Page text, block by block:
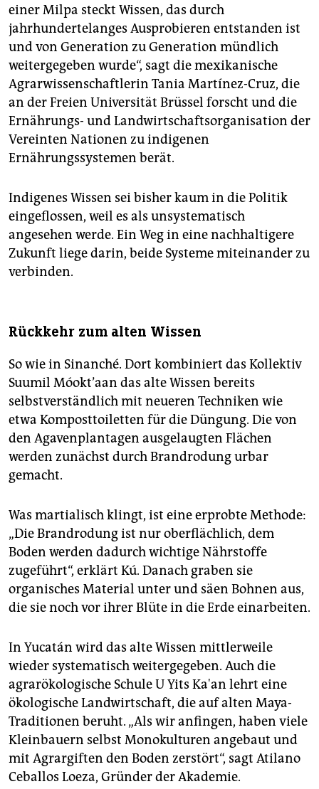
einer Milpa steckt Wissen, das durch
jahrhundertelanges Ausprobieren entstanden ist
und von Generation zu Generation mündlich
weitergegeben wurde“, sagt die mexikanische
Agrarwissenschaftlerin Tania Martínez-Cruz, die
an der Freien Universität Brüssel forscht und die
Ernährungs- und Landwirtschaftsorganisation der
Vereinten Nationen zu indigenen
Ernährungssystemen berät.
Indigenes Wissen sei bisher kaum in die Politik
eingeflossen, weil es als unsystematisch
angesehen werde. Ein Weg in eine nachhaltigere
Zukunft liege darin, beide Systeme miteinander zu
verbinden.
Rückkehr zum alten Wissen
So wie in Sinanché. Dort kombiniert das Kollektiv
Suumil Móokt’aan das alte Wissen bereits
selbstverständlich mit neueren Techniken wie
etwa Komposttoiletten für die Düngung. Die von
den Agavenplantagen ausgelaugten Flächen
werden zunächst durch Brandrodung urbar
gemacht.
Was martialisch klingt, ist eine erprobte Methode:
„Die Brandrodung ist nur oberflächlich, dem
Boden werden dadurch wichtige Nährstoffe
zugeführt“, erklärt Kú. Danach graben sie
organisches Material unter und säen Bohnen aus,
die sie noch vor ihrer Blüte in die Erde einarbeiten.
In Yucatán wird das alte Wissen mittlerweile
wieder systematisch weitergegeben. Auch die
agrarökologische Schule U Yits Ka'an lehrt eine
ökologische Landwirtschaft, die auf alten Maya-
Traditionen beruht. „Als wir anfingen, haben viele
Kleinbauern selbst Monokulturen angebaut und
mit Agrargiften den Boden zerstört“, sagt Atilano
Ceballos Loeza, Gründer der Akademie.